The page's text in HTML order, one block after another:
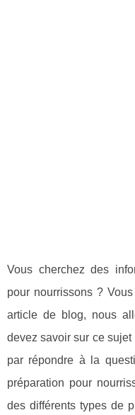
Vous cherchez des
pour nourrissons ?
article de blog, nous
devez savoir sur ce
par répondre à la
préparation pour
des différents types de